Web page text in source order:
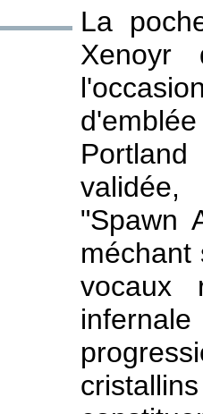
La
"Spawn
méchant
vocaux